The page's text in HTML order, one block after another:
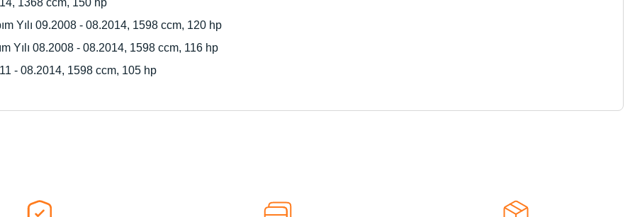
1368 ccm, 150 hp
Yılı 09.2008 - 08.2014, 1598 ccm, 120 hp
Yılı 08.2008 - 08.2014, 1598 ccm, 116 hp
- 08.2014, 1598 ccm, 105 hp